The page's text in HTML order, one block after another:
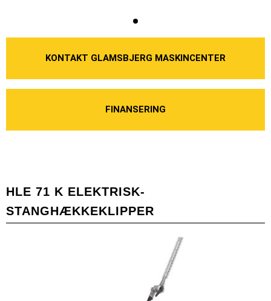
KONTAKT GLAMSBJERG MASKINCENTER
FINANSERING
HLE 71 K ELEKTRISK-
STANGHÆKKEKLIPPER